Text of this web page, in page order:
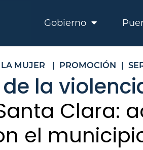
Gobierno
MUJER | PROMOCIÓN |
la
Clara:
el